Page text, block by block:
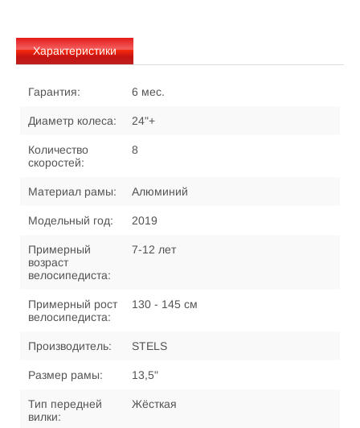
Характеристики
Гарантия: 6 мес.
Диаметр колеса: 24"+
Количество
скоростей:
8
Материал рамы: Алюминий
Модельный год: 2019
Примерный
возраст
велосипедиста:
7-12 лет
Примерный рост
велосипедиста:
130 - 145 см
Производитель: STELS
Размер рамы: 13,5"
Тип передней
вилки:
Жёсткая